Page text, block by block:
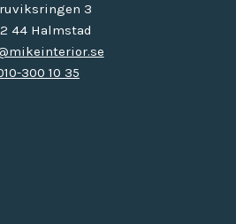
3
44 Halmstad
300 10 35